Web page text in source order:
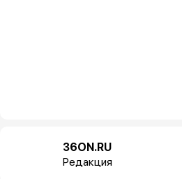
36ON.RU
Редакция